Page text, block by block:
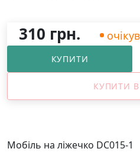
310 грн.
КУПИТИ
КУПИТИ В
Мобіль на ліжечко DC015-1